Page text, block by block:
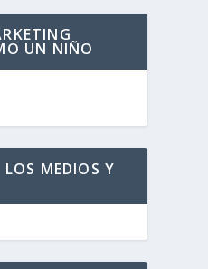
UN NIÑO
MEDIOS Y